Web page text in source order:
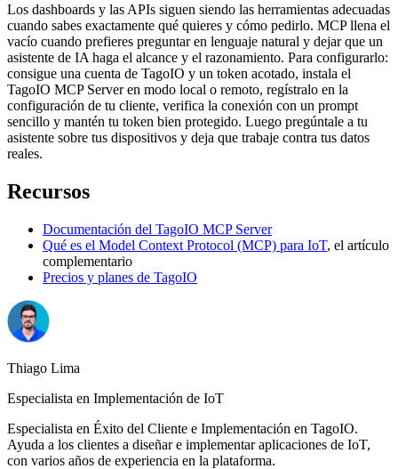
Los dashboards y las APIs siguen siendo las herramientas adecuadas
cuando sabes exactamente qué quieres y cómo pedirlo. MCP llena el
vacío cuando prefieres preguntar en lenguaje natural y dejar que un
asistente de IA haga el alcance y el razonamiento. Para configurarlo:
consigue una cuenta de TagoIO y un token acotado, instala el
TagoIO MCP Server en modo local o remoto, regístralo en la
configuración de tu cliente, verifica la conexión con un prompt
sencillo y mantén tu token bien protegido. Luego pregúntale a tu
asistente sobre tus dispositivos y deja que trabaje contra tus datos
reales.
Recursos
Documentación del TagoIO MCP Server
Qué es el Model Context Protocol (MCP) para IoT, el artículo
complementario
Precios y planes de TagoIO
Thiago Lima
Especialista en Implementación de IoT
Especialista en Éxito del Cliente e Implementación en TagoIO.
Ayuda a los clientes a diseñar e implementar aplicaciones de IoT,
con varios años de experiencia en la plataforma.